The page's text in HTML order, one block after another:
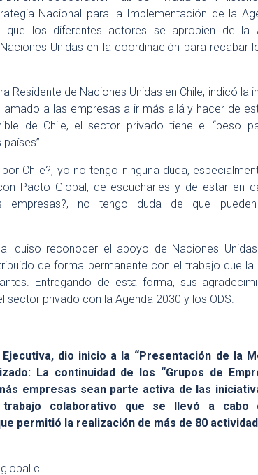
Nacional para la Implementación de la
los diferentes actores se apropien de la
Unidas en la coordinación para recabar
Residente de Naciones Unidas en Chile, indicó la
a las empresas a ir más allá y hacer de
de Chile, el sector privado tiene el “peso
Chile?, yo no tengo ninguna duda,
Pacto Global, de escucharles y de estar en
empresas?, no tengo duda de que
quiso reconocer el apoyo de Naciones
de forma permanente con el trabajo que la
Entregando de esta forma, sus
privado con la Agenda 2030 y los ODS.
dio inicio a la “Presentación de la
La continuidad de los “Grupos de
empresas sean parte activa de las
trabajo colaborativo que se llevó a cabo
permitió la realización de más de 80